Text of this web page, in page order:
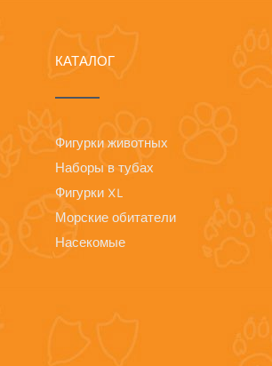
КАТАЛОГ
Фигурки животных
Наборы в тубах
Фигурки XL
Морские обитатели
Насекомые